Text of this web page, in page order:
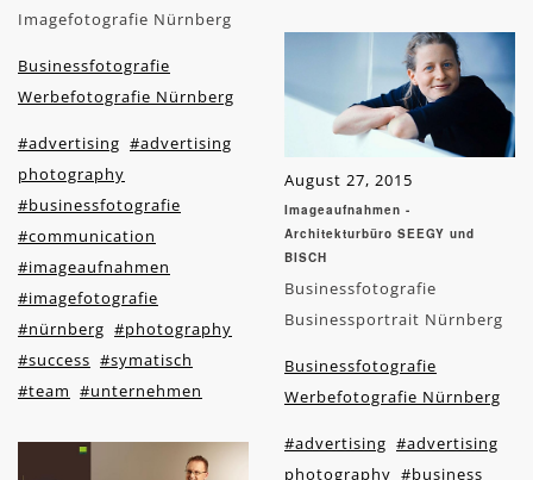
Imagefotografie Nürnberg
Businessfotografie
Werbefotografie Nürnberg
#advertising #advertising
photography
#businessfotografie
#communication
#imageaufnahmen
#imagefotografie
#nürnberg #photography
#success #symatisch
#team #unternehmen
August 27, 2015
Imageaufnahmen -
Architekturbüro SEEGY und
BISCH
Businessfotografie
Businessportrait Nürnberg
Businessfotografie
Werbefotografie Nürnberg
#advertising #advertising
photography #business